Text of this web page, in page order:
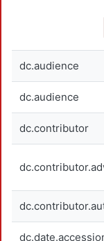
dc.audience
dc.audience
dc.contributor